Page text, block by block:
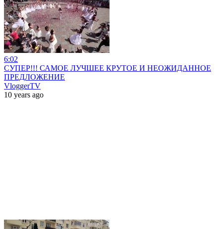
6:02
СУПЕР!!! САМОЕ ЛУЧШЕЕ КРУТОЕ И НЕОЖИДАННОЕ
ПРЕДЛОЖЕНИЕ
VloggerTV
10 years ago